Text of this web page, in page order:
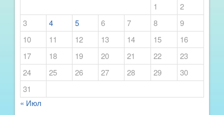
1
2
3
4 5 6 7 8
9
10
11 12 13 14 15
16
17
18 19 20 21 22
23
24
25 26 27 28 29
30
31
« Июл